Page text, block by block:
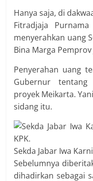
Hanya saja, di
Fitradjaja
menyerahkan uang
Bina Marga
Penyerahan uang
Gubernur tentang
proyek Meikarta.
sidang itu.
Sekda Jabar Iwa
Sebelumnya
dihadirkan sebagai